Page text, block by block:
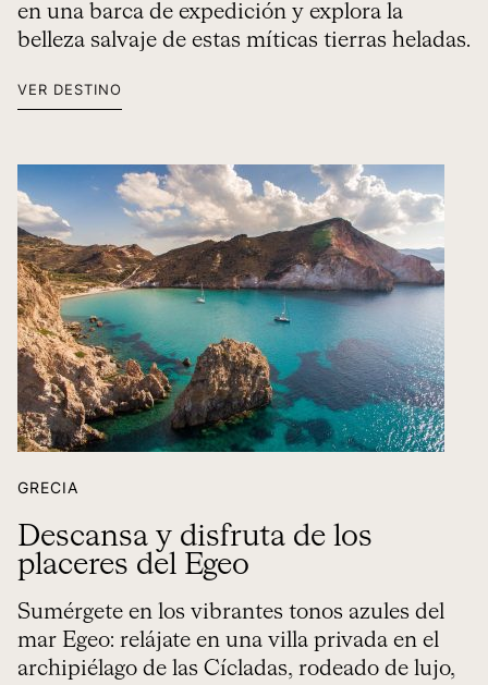
en una barca de expedición y explora la
belleza salvaje de estas míticas tierras heladas.
VER DESTINO
GRECIA
Descansa y disfruta de los
placeres del Egeo
Sumérgete en los vibrantes tonos azules del
mar Egeo: relájate en una villa privada en el
archipiélago de las Cícladas, rodeado de lujo,